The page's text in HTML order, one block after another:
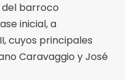
barroco
inicial, a
cuyos principales
Caravaggio y José